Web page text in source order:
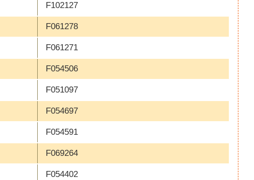
F102127
F061278
F061271
F054506
F051097
F054697
F054591
F069264
F054402